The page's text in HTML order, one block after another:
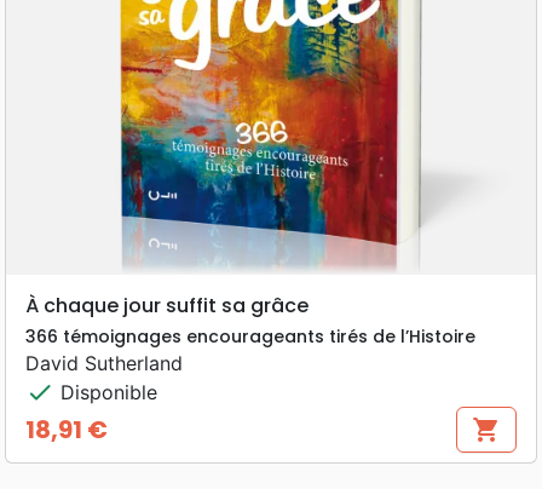
À chaque jour suffit sa grâce
366 témoignages encourageants tirés de l’Histoire
David Sutherland
check Disponible
Prix
18,91 € shopping_cart